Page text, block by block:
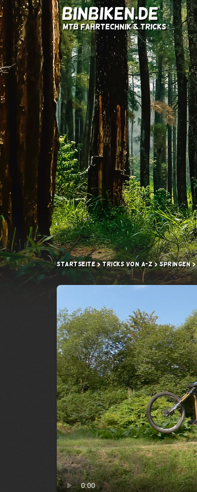
BINBIKEN.DE
MTB Fahrtechnik & Tricks
Startseite Tricks von A-Z Springen